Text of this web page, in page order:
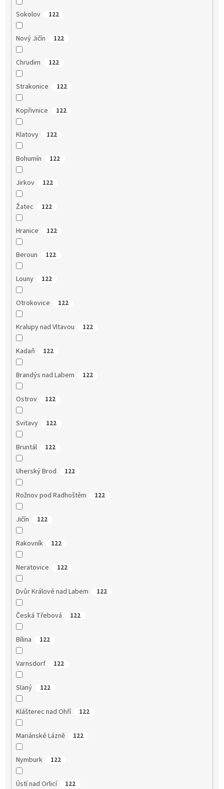
Sokolov 122
Nový Jičín 122
Chrudim 122
Strakonice 122
Kopřivnice 122
Klatovy 122
Bohumín 122
Jirkov 122
Žatec 122
Hranice 122
Beroun 122
Louny 122
Otrokovice 122
Kralupy nad Vltavou 122
Kadaň 122
Brandýs nad Labem 122
Ostrov 122
Svitavy 122
Bruntál 122
Uherský Brod 122
Rožnov pod Radhoštěm 122
Jičín 122
Rakovník 122
Neratovice 122
Dvůr Králové nad Labem 122
Česká Třebová 122
Bílina 122
Varnsdorf 122
Slaný 122
Klášterec nad Ohří 122
Mariánské Lázně 122
Nymburk 122
Ústí nad Orlicí 122